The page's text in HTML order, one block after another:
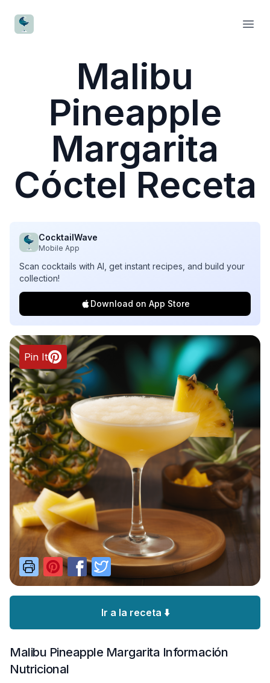
CocktailWave
Malibu
Pineapple
Margarita
Cóctel Receta
CocktailWave
Mobile App
Scan cocktails with AI, get instant recipes, and build your
collection!
Download on App Store
Pin It
Ir a la receta ⬇️
Malibu Pineapple Margarita Información
Nutricional